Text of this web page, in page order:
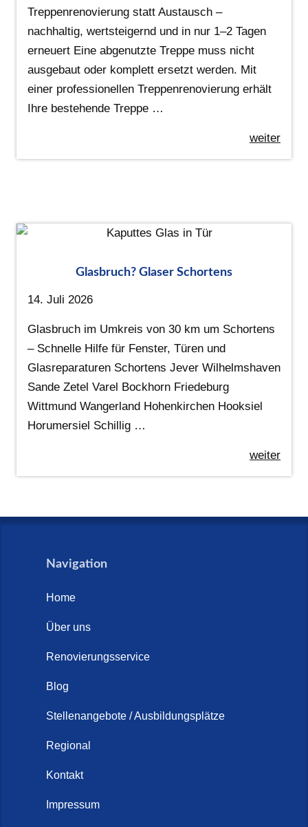
Treppenrenovierung statt Austausch –
nachhaltig, wertsteigernd und in nur 1–2 Tagen
erneuert Eine abgenutzte Treppe muss nicht
ausgebaut oder komplett ersetzt werden. Mit
einer professionellen Treppenrenovierung erhält
Ihre bestehende Treppe …
weiter
Glasbruch? Glaser Schortens
14. Juli 2026
Glasbruch im Umkreis von 30 km um Schortens
– Schnelle Hilfe für Fenster, Türen und
Glasreparaturen Schortens Jever Wilhelmshaven
Sande Zetel Varel Bockhorn Friedeburg
Wittmund Wangerland Hohenkirchen Hooksiel
Horumersiel Schillig …
weiter
Navigation
Home
Über uns
Renovierungsservice
Blog
Stellenangebote / Ausbildungsplätze
Regional
Kontakt
Impressum